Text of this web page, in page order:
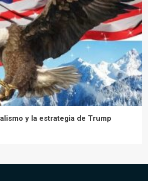
y la estrategia de Trump